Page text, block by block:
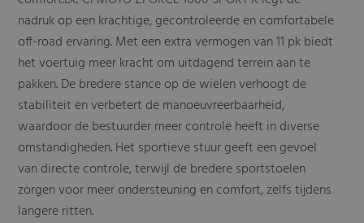
nadruk op een krachtige, gecontroleerde en comfortabele
off-road ervaring. Met een extra vermogen van 11 pk biedt
het voertuig meer kracht om uitdagend terrein aan te
pakken. De bredere stance op de wielen verhoogt de
stabiliteit en verbetert de manoeuvreerbaarheid,
waardoor de bestuurder meer controle heeft in diverse
omstandigheden. Het sportieve stuur geeft een gevoel
van directe controle, terwijl de bredere sportstoelen
zorgen voor meer ondersteuning en comfort, zelfs tijdens
langere ritten.